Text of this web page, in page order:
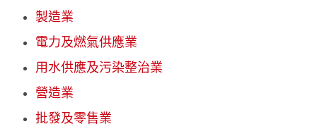
製造業
電力及燃氣供應業
用水供應及污染整治業
營造業
批發及零售業